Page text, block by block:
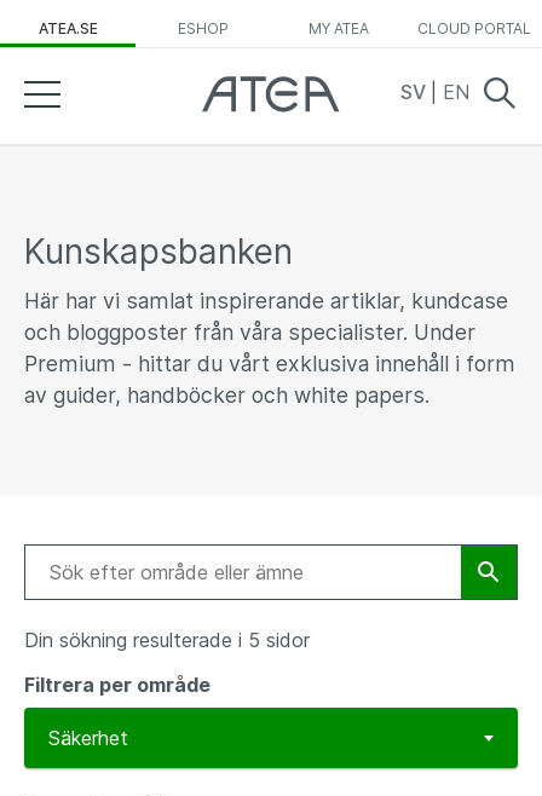
ATEA.SE ESHOP MY ATEA CLOUD PORTAL
SV EN
Kunskapsbanken
Här har vi samlat inspirerande artiklar, kundcase
och bloggposter från våra specialister. Under
Premium - hittar du vårt exklusiva innehåll i form
av guider, handböcker och white papers.
Din sökning resulterade i 5 sidor
Filtrera per område